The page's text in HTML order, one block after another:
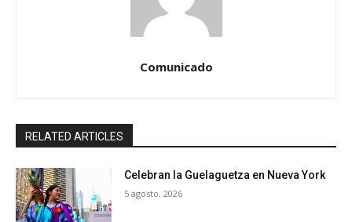
Comunicado
RELATED ARTICLES
Celebran la Guelaguetza en Nueva York
5 agosto, 2026